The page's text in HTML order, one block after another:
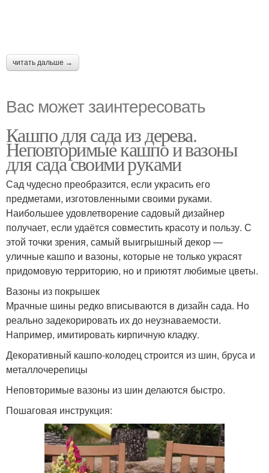
читать дальше →
Вас может заинтересовать
Кашпо для сада из дерева.
Неповторимые кашпо и вазоны
для сада своими руками
Сад чудесно преобразится, если украсить его
предметами, изготовленными своими руками.
Наибольшее удовлетворение садовый дизайнер
получает, если удаётся совместить красоту и пользу. С
этой точки зрения, самый выигрышный декор —
уличные кашпо и вазоны, которые не только украсят
придомовую территорию, но и приютят любимые цветы.
Вазоны из покрышек
Мрачные шины редко вписываются в дизайн сада. Но
реально задекорировать их до неузнаваемости.
Например, имитировать кирпичную кладку.
Декоративный кашпо-колодец строится из шин, бруса и
металлочерепицы
Неповторимые вазоны из шин делаются быстро.
Пошаговая инструкция: